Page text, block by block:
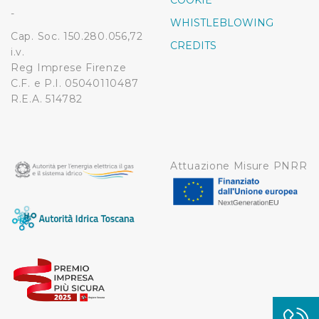
fruibile il sito web abilitandone funzionalità di base quali
la navigazione sulle pagine e l'accesso alle aree
traffico sul nostro sito web, per personalizzare
contenuti ed annunci e per fornire funzionalità dei social
media, condividendo informazioni sul modo in cui
l’Utente utilizza il nostro sito con i nostri partner. Tali
soggetti, che si occupano di analisi dei dati web,
informazioni ricevute con altre informazioni che l’Utente
ha fornito loro o che hanno raccolto dal suo utilizzo dei
loro servizi.
-
Cap. Soc. 150.280.056,72
i.v.
Reg Imprese Firenze
C.F. e P.I. 05040110487
R.E.A. 514782
WHISTLEBLOWING
CREDITS
Attuazione Misure PNRR